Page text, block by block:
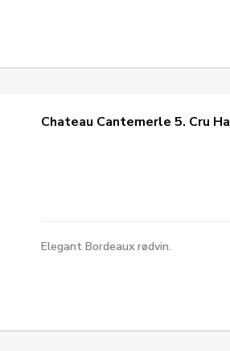
Chateau Cantemerle 5. Cru
Elegant Bordeaux rødvin.